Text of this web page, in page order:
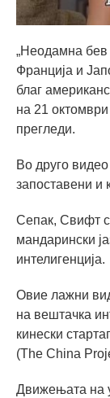
„Неодамна бев
Франција и
благ
на 21
прегледи.
Во друго
запоставени и
Сепак, Свифт
мандарински
интелигенција.
Овие лажни
на вештачка
кинески
(The China
Движењата на